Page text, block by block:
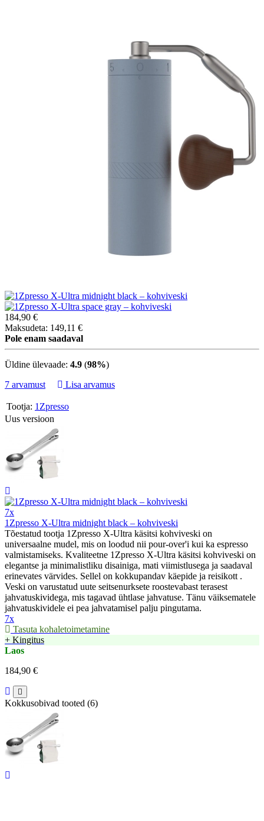
184,90 €
Maksudeta: 149,11 €
Pole enam saadaval
Üldine ülevaade: 4.9 (98%)
7 arvamust
Lisa arvamus
Tootja: 1Zpresso
Uus versioon
7x
1Zpresso X-Ultra midnight black – kohviveski
Tõestatud tootja 1Zpresso X-Ultra käsitsi kohviveski on
universaalne mudel, mis on loodud nii pour-over'i kui ka espresso
valmistamiseks. Kvaliteetne 1Zpresso X-Ultra käsitsi kohviveski on
elegantse ja minimalistliku disainiga, mati viimistlusega ja saadaval
erinevates värvides. Sellel on kokkupandav käepide ja reisikott .
Veski on varustatud uute seitsenurksete roostevabast terasest
jahvatuskividega, mis tagavad ühtlase jahvatuse. Tänu väiksematele
jahvatuskividele ei pea jahvatamisel palju pingutama.
7x
Tasuta kohaletoimetamine
+ Kingitus
Laos
184,90 €
Kokkusobivad tooted (6)